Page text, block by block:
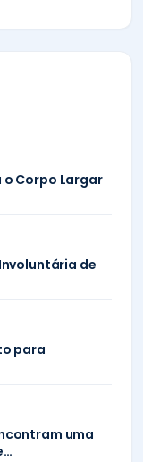
o Corpo Largar
de
para
uma